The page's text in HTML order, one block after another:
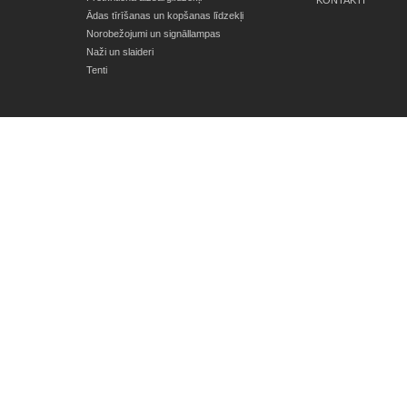
Ādas tīrīšanas un kopšanas līdzekļi
Norobežojumi un signāllampas
Naži un slaideri
Tenti